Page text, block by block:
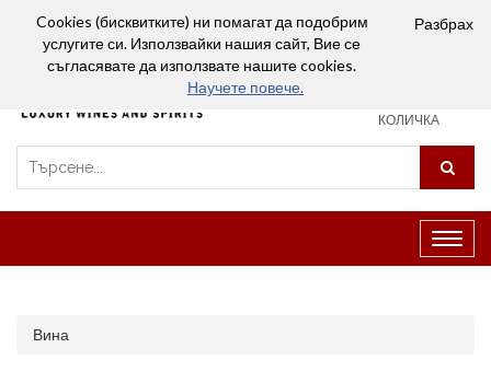
Разбрах
Cookies (бисквитките) ни помагат да подобрим
услугите си. Използвайки нашия сайт, Вие се
съгласявате да използвате нашите cookies.
Научете повече.
КОЛИЧКА
на
Вина